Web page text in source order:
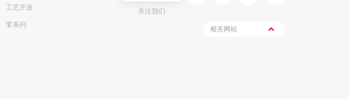
工艺开发
零系列
关注我们
相关网站